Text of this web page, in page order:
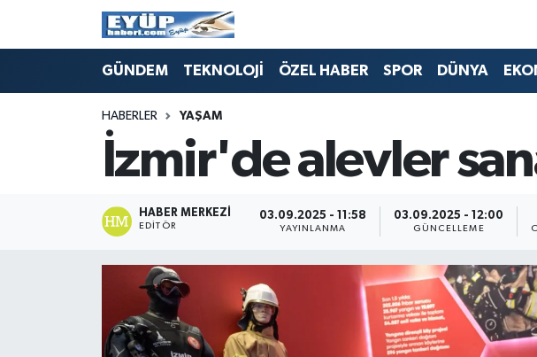
GÜNDEM TEKNOLOJİ ÖZEL HABER SPOR DÜNYA
HABERLER YAŞAM
İzmir'de alevler
HABER MERKEZI
EDITÖR
03.09.2025 - 11:58
YAYINLANMA
03.09.2025 - 12:00
GÜNCELLEME